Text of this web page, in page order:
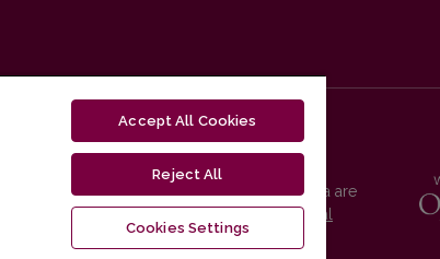
Vilnius University Press platform and metadata are
distributed by
Creative Commons International
Accept All Cookies
Reject All
Cookies Settings